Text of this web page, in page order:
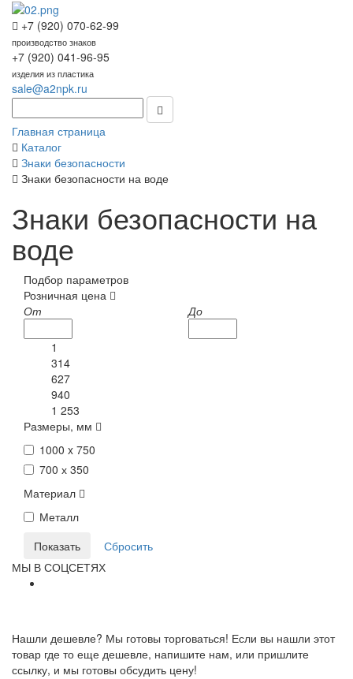
+7 (920) 070-62-99
производство знаков
+7 (920) 041-96-95
изделия из пластика
sale@a2npk.ru
Главная страница
Каталог
Знаки безопасности
Знаки безопасности на воде
Знаки безопасности на
воде
Подбор параметров
Розничная цена
От
До
1
314
627
940
1 253
Размеры, мм
1000 x 750
700 х 350
Материал
Металл
МЫ В СОЦСЕТЯХ
Нашли дешевле? Мы готовы торговаться! Если вы нашли этот
товар где то еще дешевле, напишите нам, или пришлите
ссылку, и мы готовы обсудить цену!